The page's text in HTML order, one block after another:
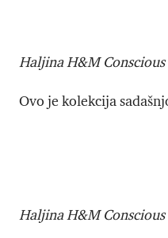
Haljina H&M
Ovo je kolekcija
Haljina H&M